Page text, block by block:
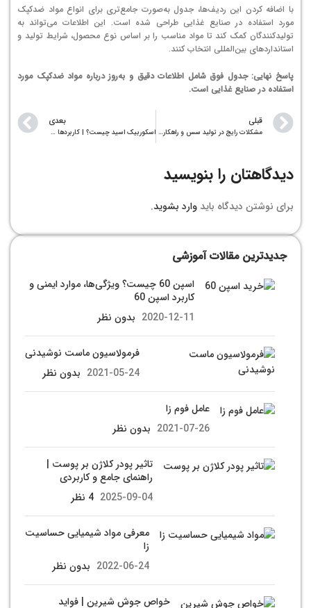
با اضافه کردن این ردیف‌ها، جدول به‌صورت جامع‌تری برای انواع مواد ضدکپک
مورد استفاده در صنایع غذایی طراحی شده است. این اطلاعات می‌تواند به
تولیدکنندگان کمک کند تا مواد مناسب را بر اساس نوع محصول، شرایط تولید و
استانداردهای بین‌المللی انتخاب کنند.
پاسخ نهایی: جدول فوق شامل اطلاعات دقیق و به‌روز درباره مواد ضدکپک مورد
استفاده در صنایع غذایی است.
قبلی
مشکلات رایج در تولید سس و راهکارهای عملی
بعدی
اسکوربیک اسید چیست؟ | کاربردها و فواید ویتامین C
دیدگاهتان را بنویسید
برای نوشتن دیدگاه باید وارد بشوید.
جدیدترین مقالات آموزشی
اسپن 60 چیست؟ ویژگی‌ها، موارد ایمنی و
کاربرد اسپن 60
2020-12-11 بدون نظر
فرمولاسیون ماست نوشیدنی
2021-05-24 بدون نظر
عامل فوم زا
2021-07-26 بدون نظر
تاثیر پودر کلاژن بر پوست |
راهنمای جامع و کاربردی
2025-09-04 4 نظر
معرفی مواد شیمیایی حساسیت
زا
2022-06-24 بدون نظر
خواص جوش شیرین | فواید